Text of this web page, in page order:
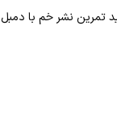
تمرین نشر خم با دمبل